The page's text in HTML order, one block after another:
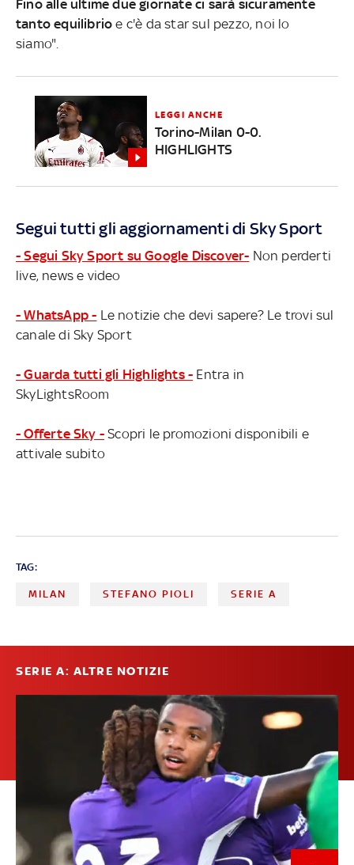
Fino alle ultime due giornate ci sarà sicuramente
tanto equilibrio e c'è da star sul pezzo, noi lo
siamo".
LEGGI ANCHE
Torino-Milan 0-0.
HIGHLIGHTS
Segui tutti gli aggiornamenti di Sky Sport
- Segui Sky Sport su Google Discover- Non perderti
live, news e video
- WhatsApp - Le notizie che devi sapere? Le trovi sul
canale di Sky Sport
- Guarda tutti gli Highlights - Entra in
SkyLightsRoom
- Offerte Sky - Scopri le promozioni disponibili e
attivale subito
TAG:
MILAN STEFANO PIOLI SERIE A
SERIE A: ALTRE NOTIZIE